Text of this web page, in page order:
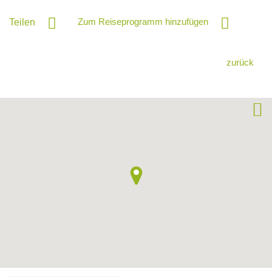
Teilen Zum Reiseprogramm hinzufügen
zurück